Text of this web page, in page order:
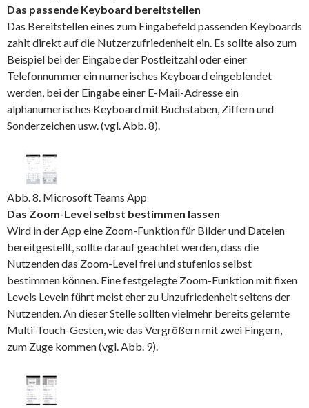
Das passende Keyboard bereitstellen
Das Bereitstellen eines zum Eingabefeld passenden Keyboards
zahlt direkt auf die Nutzerzufriedenheit ein. Es sollte also zum
Beispiel bei der Eingabe der Postleitzahl oder einer
Telefonnummer ein numerisches Keyboard eingeblendet
werden, bei der Eingabe einer E-Mail-Adresse ein
alphanumerisches Keyboard mit Buchstaben, Ziffern und
Sonderzeichen usw. (vgl. Abb. 8).
Abb. 8. Microsoft Teams App
Das Zoom-Level selbst bestimmen lassen
Wird in der App eine Zoom-Funktion für Bilder und Dateien
bereitgestellt, sollte darauf geachtet werden, dass die
Nutzenden das Zoom-Level frei und stufenlos selbst
bestimmen können. Eine festgelegte Zoom-Funktion mit fixen
Levels Leveln führt meist eher zu Unzufriedenheit seitens der
Nutzenden. An dieser Stelle sollten vielmehr bereits gelernte
Multi-Touch-Gesten, wie das Vergrößern mit zwei Fingern,
zum Zuge kommen (vgl. Abb. 9).